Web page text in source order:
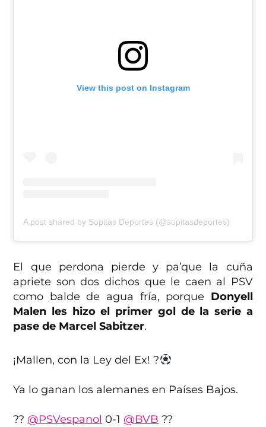
View this post on Instagram
A post shared by Sopitas Deportes (@sopitasdeportes)
El que perdona pierde y pa’que la cuña
apriete son dos dichos que le caen al PSV
como balde de agua fría, porque Donyell
Malen les hizo el primer gol de la serie a
pase de Marcel Sabitzer.
¡Mallen, con la Ley del Ex! ?
Ya lo ganan los alemanes en Países Bajos.
?? @PSVespanol 0-1 @BVB ??